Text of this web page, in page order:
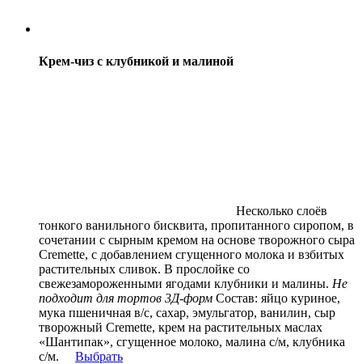
Крем-чиз с клубникой и малиной
Несколько слоёв
тонкого ванильного бисквита, пропитанного сиропом, в
сочетании с сырным кремом на основе творожного сыра
Cremette, с добавлением сгущенного молока и взбитых
растительных сливок. В прослойке со
свежезамороженными ягодами клубники и малины. Не
подходит для тортов 3Д-форм Состав: яйцо куриное,
мука пшеничная в/с, сахар, эмульгатор, ванилин, сыр
творожный Cremette, крем на растительных маслах
«Шантипак», сгущенное молоко, малина с/м, клубника
с/м. Выбрать